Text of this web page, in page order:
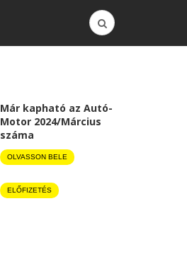
Már kapható az Autó-
Motor 2024/Március
száma
OLVASSON BELE
ELŐFIZETÉS